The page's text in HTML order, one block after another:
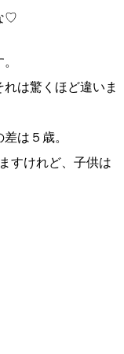
♡
は驚くほど違いま
は５歳。
すけれど、子供は